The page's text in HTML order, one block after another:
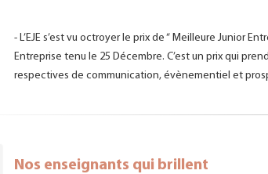
- L’EJE s’est vu octroyer le prix de “ Meilleure Junior
Entreprise tenu le 25 Décembre. C’est un prix qui
respectives de communication, évènementiel et
Nos enseignants qui brillent